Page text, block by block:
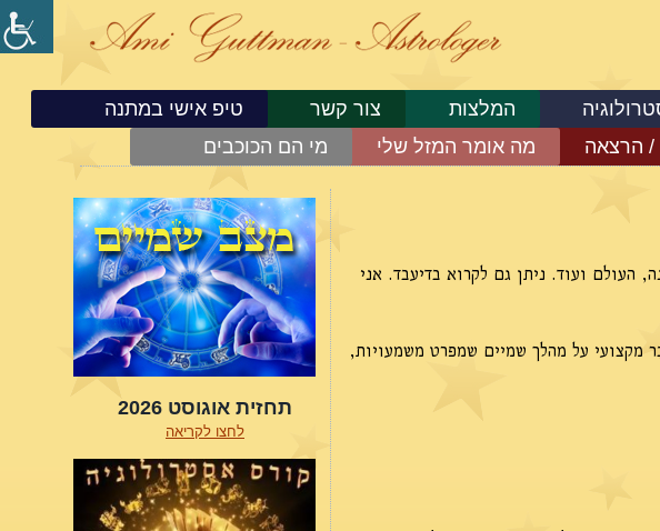
המלצות צור קשר
טיפ אישי במתנה
/ הרצאה מה אומר המזל שלי מי הם הכוכבים
העולם ועוד. ניתן גם לקרוא בדיעבד. אני
מקצועי על מהלך שמיים שמפרט משמעויות,
תחזית אוגוסט 2026
לחצו לקריאה